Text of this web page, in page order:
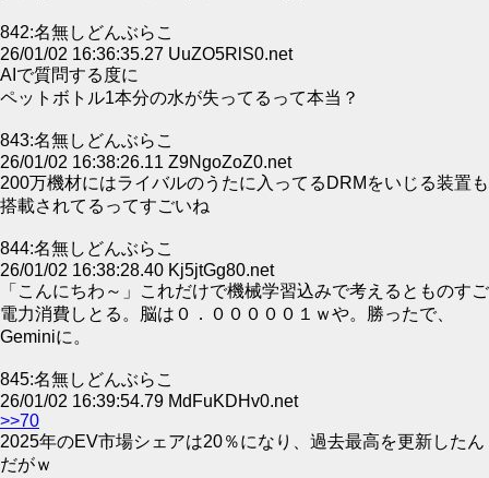
842:名無しどんぶらこ
26/01/02 16:36:35.27 UuZO5RlS0.net
AIで質問する度に
ペットボトル1本分の水が失ってるって本当？
843:名無しどんぶらこ
26/01/02 16:38:26.11 Z9NgoZoZ0.net
200万機材にはライバルのうたに入ってるDRMをいじる装置も
搭載されてるってすごいね
844:名無しどんぶらこ
26/01/02 16:38:28.40 Kj5jtGg80.net
「こんにちわ～」これだけで機械学習込みで考えるとものすご
電力消費しとる。脳は０．０００００１ｗや。勝ったで、
Geminiに。
845:名無しどんぶらこ
26/01/02 16:39:54.79 MdFuKDHv0.net
>>70
2025年のEV市場シェアは20％になり、過去最高を更新したん
だがｗ